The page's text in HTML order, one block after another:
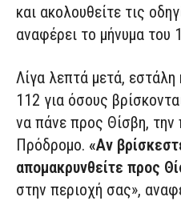
και ακολουθείτε τις
αναφέρει το μήνυμα του
Λίγα λεπτά μετά, εστάλη
112 για όσους
να πάνε προς Θίσβη, την
Πρόδρομο. «Αν
απομακρυνθείτε προς
στην περιοχή σας»,